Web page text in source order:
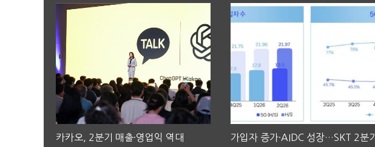
카카오, 2분기 매출·영업익 역대
가입자 증가·AIDC 성장…SKT 2분기